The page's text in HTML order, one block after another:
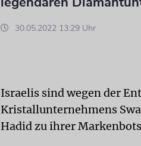
30.05.2022 13:29 Uhr
Israelis sind wegen der
Kristallunternehmens
Hadid zu ihrer